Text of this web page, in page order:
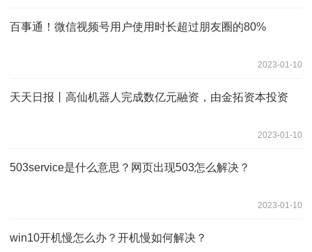
百事通！微信视频号用户使用时长超过朋友圈的80%
2023-01-10
天天日报丨高仙机器人完成数亿元融资，由金拓资本投资
2023-01-10
503service是什么意思？网页出现503怎么解决？
2023-01-10
win10开机慢怎么办？开机慢如何解决？